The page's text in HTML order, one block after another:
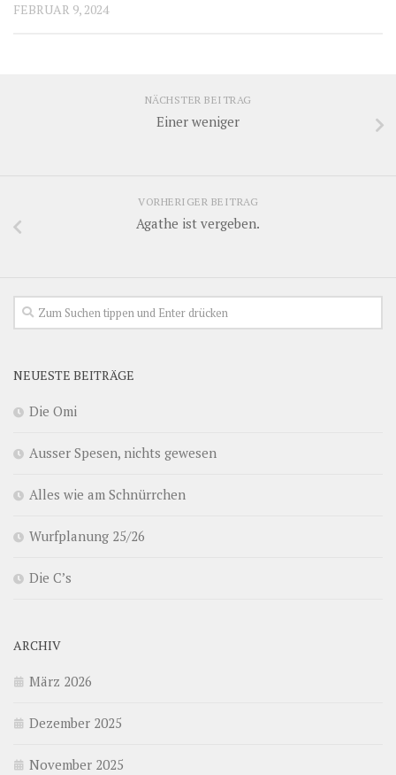
FEBRUAR 9, 2024
NÄCHSTER BEITRAG
Einer weniger
VORHERIGER BEITRAG
Agathe ist vergeben.
NEUESTE BEITRÄGE
Die Omi
Ausser Spesen, nichts gewesen
Alles wie am Schnürrchen
Wurfplanung 25/26
Die C’s
ARCHIV
März 2026
Dezember 2025
November 2025